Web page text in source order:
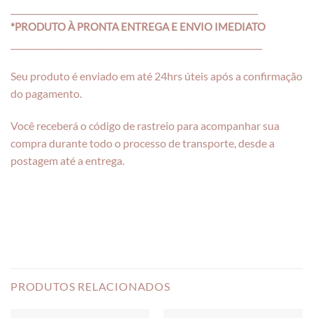
*PRODUTO À PRONTA ENTREGA E ENVIO IMEDIATO
Seu produto é enviado em até 24hrs úteis após a confirmação
do pagamento.
Você receberá o código de rastreio para acompanhar sua
compra durante todo o processo de transporte, desde a
postagem até a entrega.
PRODUTOS RELACIONADOS